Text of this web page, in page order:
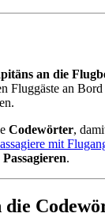
an die
Fluggäste an
Codewörter,
mit
.
die